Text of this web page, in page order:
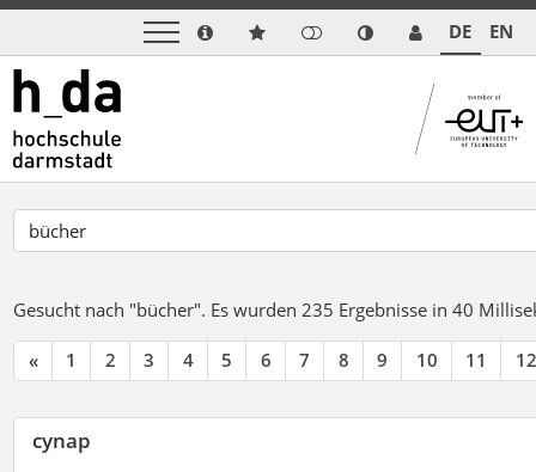
DE EN
Gesucht nach "bücher". Es wurden 235 Ergebnisse in 40
« 1 2 3 4 5 6 7 8 9 10 11 12
cynap